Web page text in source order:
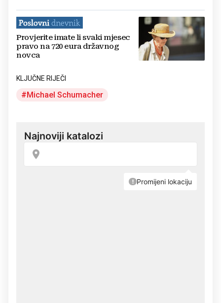
Provjerite imate li svaki mjesec
pravo na 720 eura državnog
novca
KLJUČNE RIJEČI
Michael Schumacher